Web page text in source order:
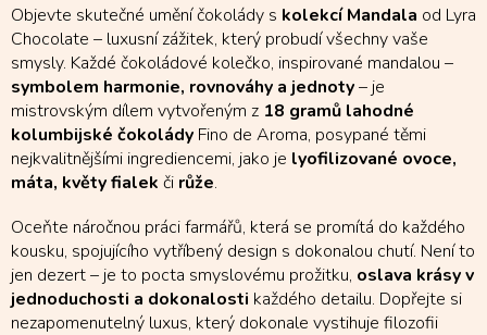
d
a
c
í
p
r
v
k
ý
p
i
s
u
Objevte skutečné umění čokolády s kolekcí Mandala od Lyra
Chocolate – luxusní zážitek, který probudí všechny vaše
smysly. Každé čokoládové kolečko, inspirované mandalou –
symbolem harmonie, rovnováhy a jednoty– je
mistrovským dílem vytvořeným z 18 gramů lahodné
kolumbijské čokolády Fino de Aroma, posypané těmi
nejkvalitnějšími ingrediencemi, jako je lyofilizované ovoce,
máta, květy fialek či růže.
Oceňte náročnou práci farmářů, která se promítá do každého
kousku, spojujícího vytříbený design s dokonalou chutí. Není to
jen dezert – je to pocta smyslovému prožitku, oslava krásy v
jednoduchosti a dokonalosti každého detailu. Dopřejte si
nezapomenutelný luxus, který dokonale vystihuje filozofii